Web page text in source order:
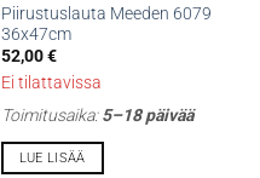
Piirustuslauta Meeden 6079
36x47cm
52,00€
Ei tilattavissa
Toimitusaika:5–18 päivää
LUE LISÄÄ